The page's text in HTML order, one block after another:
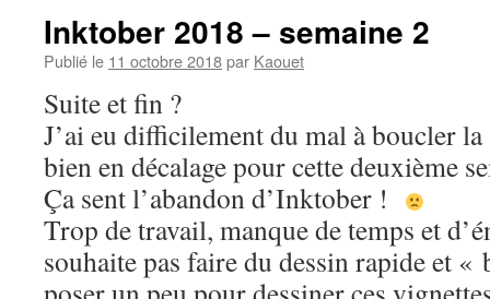
Inktober 2018 – semaine 2
Publié le 11 octobre 2018par Kaouet
Suite et fin ?
J’ai eu difficilement du mal à boucler la
bien en décalage pour cette deuxième
Ça sent l’abandon d’Inktober !
Trop de travail, manque de temps et
souhaite pas faire du dessin rapide et «